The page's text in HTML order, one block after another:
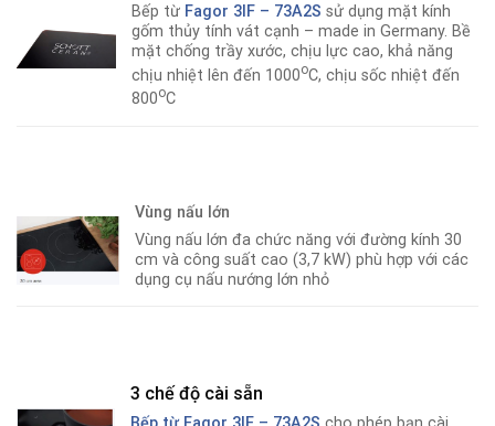
Bếp từ Fagor 3IF – 73A2S sử dụng mặt kính
gốm thủy tính vát cạnh – made in Germany. Bề
mặt chống trầy xước, chịu lực cao, khả năng
chịu nhiệt lên đến 1000oC, chịu sốc nhiệt đến
800oC
Vùng nấu lớn
Vùng nấu lớn đa chức năng với đường kính 30
cm và công suất cao (3,7 kW) phù hợp với các
dụng cụ nấu nướng lớn nhỏ
3 chế độ cài sẵn